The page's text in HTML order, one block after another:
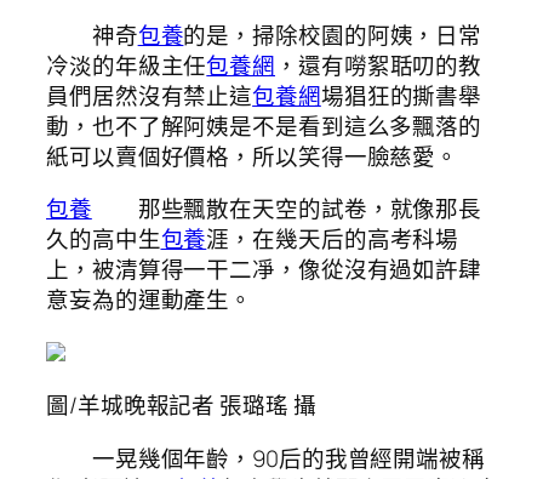
神奇包養的是，掃除校園的阿姨，日常
冷淡的年級主任包養網 ，還有嘮絮聒叨的教
員們居然沒有禁止這包養網場猖狂的撕書舉
動，也不了解阿姨是不是看到這么多飄落的
紙可以賣個好價格，所以笑得一臉慈愛。
包養 那些飄散在天空的試卷，就像那長
久的高中生包養涯，在幾天后的高考科場
上，被清算得一干二凈，像從沒有過如許肆
意妄為的運動產生。
圖/羊城晚報記者 張璐瑤 攝
一晃幾個年齡，90后的我曾經開端被稱